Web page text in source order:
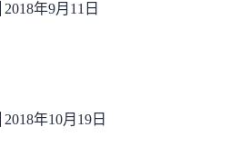
2018年9月11日
2018年10月19日